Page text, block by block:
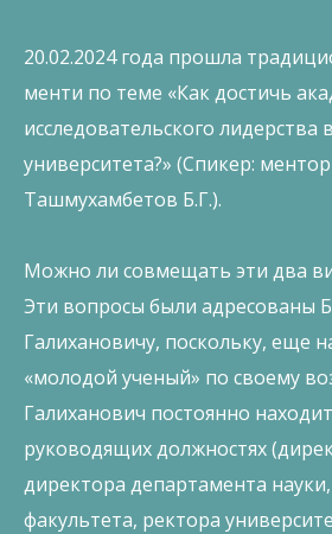
20.02.2024 года прошла
менти по теме «Как достичь
исследовательского лидерства
университета?» (Спикер:
Ташмухамбетов Б.Г.).
Можно ли совмещать эти два
Эти вопросы были адресованы
Галихановичу, поскольку, еще
«молодой ученый» по своему
Галиханович постоянно
руководящих должностях
директора департамента
факультета, ректора